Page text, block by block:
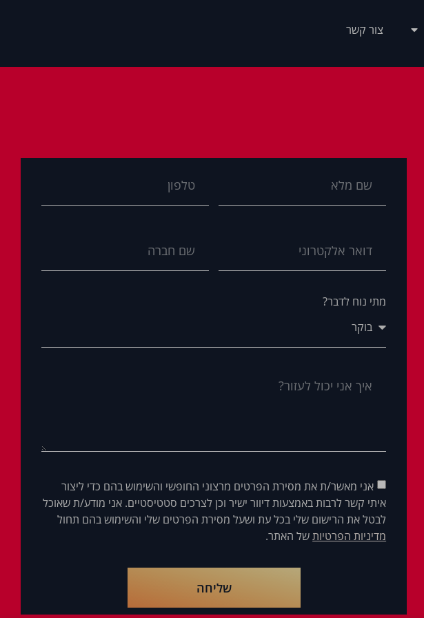
צור קשר
מתי נוח לדבר?
אני מאשר/ת את מסירת הפרטים מרצוני החופשי והשימוש בהם כדי ליצור
איתי קשר לרבות באמצעות דיוור ישיר וכן לצרכים סטטיסטיים. אני מודע/ת שאוכל
לבטל את הרישום שלי בכל עת ושעל מסירת הפרטים שלי והשימוש בהם תחול
מדיניות הפרטיותשל האתר.
שליחה